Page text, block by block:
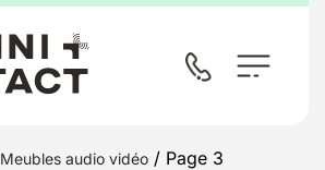
Meubles audio vidéo / Page 3